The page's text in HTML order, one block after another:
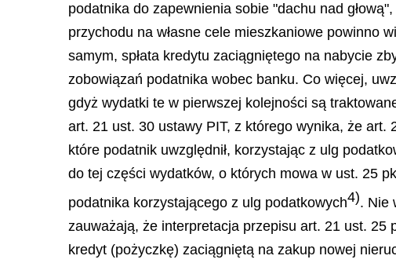
podatnika do zapewnienia sobie "dachu nad
przychodu na własne cele mieszkaniowe powinno
samym, spłata kredytu zaciągniętego na nabycie
zobowiązań podatnika wobec banku. Co więcej,
gdyż wydatki te w pierwszej kolejności są
art. 21 ust. 30 ustawy PIT, z którego wynika, że
które podatnik uwzględnił, korzystając z ulg
do tej części wydatków, o których mowa w ust. 25
podatnika korzystającego z ulg podatkowych4). Nie
zauważają, że interpretacja przepisu art. 21 ust. 25
kredyt (pożyczkę) zaciągniętą na zakup nowej